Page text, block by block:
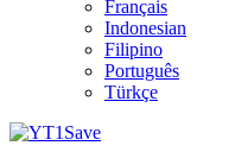
Français
Indonesian
Filipino
Português
Türkçe